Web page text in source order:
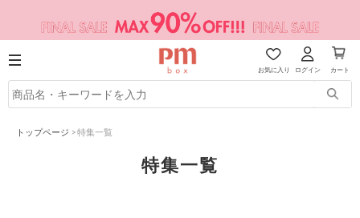
お気に入り ログイン カート
トップページ >特集一覧
特集一覧